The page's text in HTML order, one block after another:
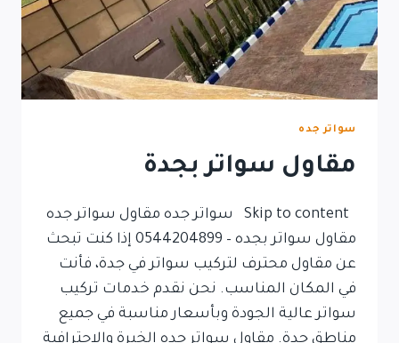
سواتر جده
مقاول سواتر بجدة
Skip to content سواتر جده مقاول سواتر جده
مقاول سواتر بجده – 0544204899 إذا كنت تبحث
عن مقاول محترف لتركيب سواتر في جدة، فأنت
في المكان المناسب. نحن نقدم خدمات تركيب
سواتر عالية الجودة وبأسعار مناسبة في جميع
مناطق جدة. مقاول سواتر جده الخبرة والاحترافية